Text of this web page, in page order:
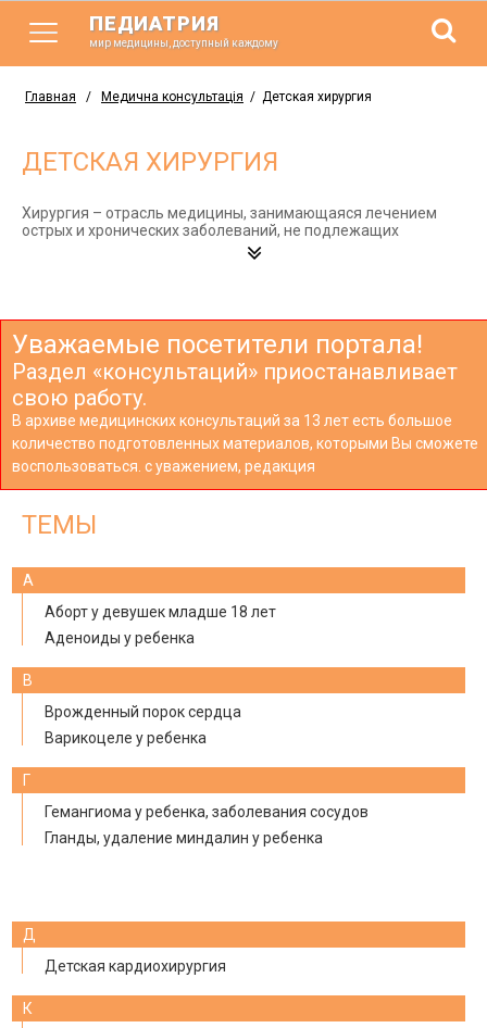
ПЕДИАТРИЯ
мир медицины, доступный каждому
Главная / Медична консультація / Детская хирургия
ДЕТСКАЯ ХИРУРГИЯ
Хирургия – отрасль медицины, занимающаяся лечением
острых и хронических заболеваний, не подлежащих
консервативному лечению. Детская хирургия, кроме того,
занимается устранением пороков развития внутренних
Уважаемые посетители портала!
Раздел «консультаций» приостанавливает
свою работу.
В архиве медицинских консультаций за 13 лет есть большое
количество подготовленных материалов, которыми Вы сможете
воспользоваться. с уважением, редакция
ТЕМЫ
А
Аборт у девушек младше 18 лет
Аденоиды у ребенка
В
Врожденный порок сердца
Варикоцеле у ребенка
Г
Гемангиома у ребенка, заболевания сосудов
Гланды, удаление миндалин у ребенка
Д
Детская кардиохирургия
К